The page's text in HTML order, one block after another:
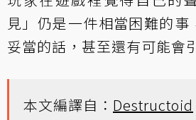
見」仍是一件相當困難的事
妥當的話，甚至還有可能會
本文編譯自： Destructoid